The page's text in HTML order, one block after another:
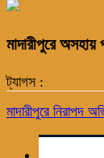
মাদারীপুরে
ট্যাগস :
মাদারীপুরে নিরাপদ